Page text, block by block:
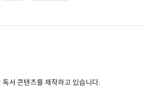
서 콘텐츠를 제작하고 있습니다.